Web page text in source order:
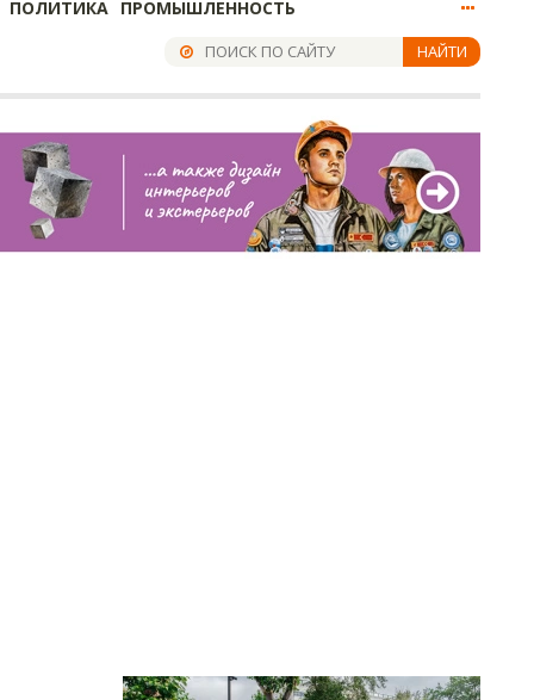
ПОЛИТИКА ПРОМЫШЛЕННОСТЬ
НАЙТИ